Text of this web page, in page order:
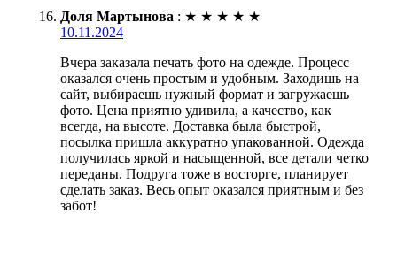
Доля Мартынова : ★ ★ ★ ★ ★
10.11.2024
Вчера заказала печать фото на одежде. Процесс
оказался очень простым и удобным. Заходишь на
сайт, выбираешь нужный формат и загружаешь
фото. Цена приятно удивила, а качество, как
всегда, на высоте. Доставка была быстрой,
посылка пришла аккуратно упакованной. Одежда
получилась яркой и насыщенной, все детали четко
переданы. Подруга тоже в восторге, планирует
сделать заказ. Весь опыт оказался приятным и без
забот!